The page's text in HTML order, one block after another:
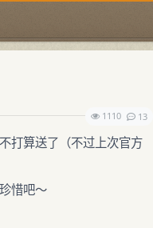
1110
13
打算送了（不过上次官方
惜吧～